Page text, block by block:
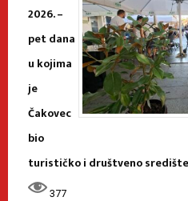
2026. –
pet dana
u kojima
je
Čakovec
bio
turističko i društveno
377